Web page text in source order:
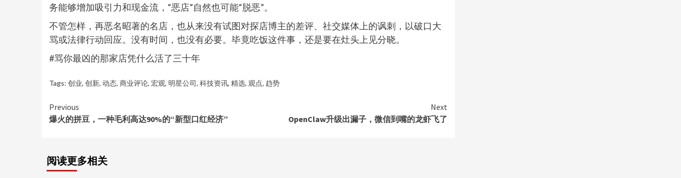
务能够增加吸引力和现金流，“恶店”自然也可能“脱恶”。
不管怎样，再恶名昭著的名店，也从来没有试图对探店博主的差评、社交媒体上的讽刺，以破口大
骂或法律行动回应。没有时间，也没有必要。毕竟吃饭这件事，还是要在灶头上见分晓。
#骂你最凶的那家店凭什么活了三十年
Tags: 创业, 创新, 动态, 商业评论, 宏观, 明星公司, 科技资讯, 精选, 观点, 趋势
Continue
Reading
Previous
爆火的拼豆，一种毛利高达90%的“新型口红经济”
Next
OpenClaw升级出漏子，微信到嘴的龙虾飞了
阅读更多相关